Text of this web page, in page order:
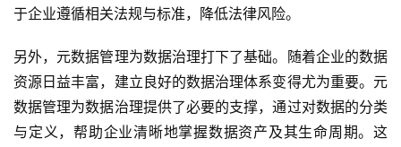
于企业遵循相关法规与标准，降低法律风险。
另外，元数据管理为数据治理打下了基础。随着企业的数据
资源日益丰富，建立良好的数据治理体系变得尤为重要。元
数据管理为数据治理提供了必要的支撑，通过对数据的分类
与定义，帮助企业清晰地掌握数据资产及其生命周期。这